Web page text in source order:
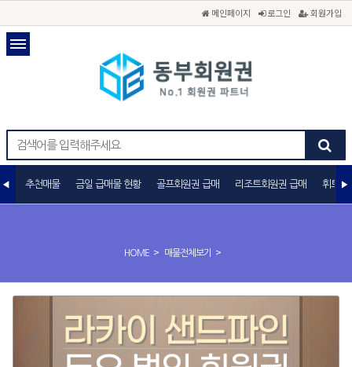
메인페이지 로그인 회원가입
HOME > 매물전체보기 >
추천매물 금일 급매물 현황 골프회원권 급매 리조트회원권 급매 휘트니